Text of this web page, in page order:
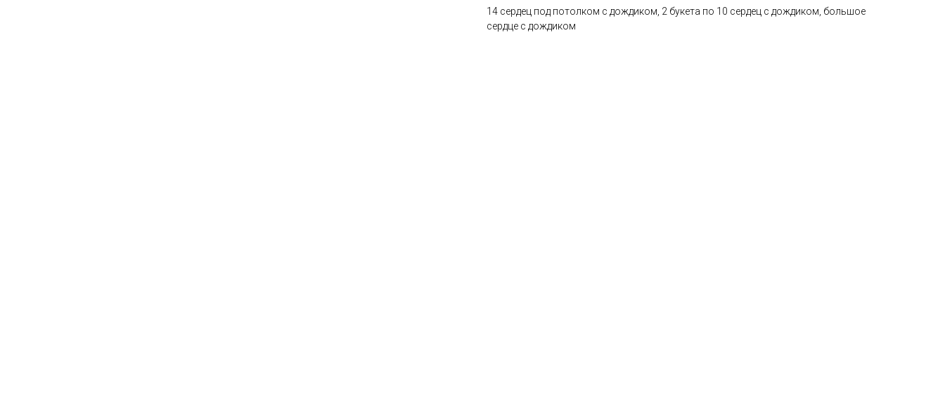
14 сердец под потолком с дождиком, 2 букета по 10 сердец с дождиком, большое
сердце с дождиком